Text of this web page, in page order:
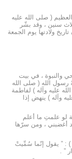
( صلى الله عليه
سنين ، وقد بشّر
ولادتها يوم الجمعة
والنبوة ، في بيت
رسول الله ( صلى الله
عليه وآله ) لفاطمة
وآله ) ينهض إذا
لو علمتِ ما أعلم
أغضبني ، ومن سرّها
: ” يقول إنّما سُمِّيتْ
” .